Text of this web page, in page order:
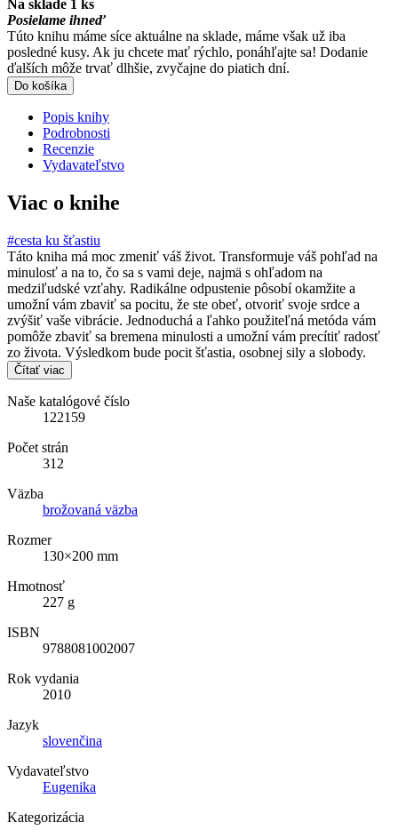
Na sklade 1 ks
Posielame ihneď
Túto knihu máme síce aktuálne na sklade, máme však už iba
posledné kusy. Ak ju chcete mať rýchlo, ponáhľajte sa! Dodanie
ďalších môže trvať dlhšie, zvyčajne do piatich dní.
Do košíka
Popis knihy
Podrobnosti
Recenzie
Vydavateľstvo
Viac o knihe
#cesta ku šťastiu
Táto kniha má moc zmeniť váš život. Transformuje váš pohľad na
minulosť a na to, čo sa s vami deje, najmä s ohľadom na
medziľudské vzťahy. Radikálne odpustenie pôsobí okamžite a
umožní vám zbaviť sa pocitu, že ste obeť, otvoriť svoje srdce a
zvýšiť vaše vibrácie. Jednoduchá a ľahko použiteľná metóda vám
pomôže zbaviť sa bremena minulosti a umožní vám precítiť radosť
zo života. Výsledkom bude pocit šťastia, osobnej sily a slobody.
Čítať viac
Naše katalógové číslo
122159
Počet strán
312
Väzba
brožovaná väzba
Rozmer
130×200 mm
Hmotnosť
227 g
ISBN
9788081002007
Rok vydania
2010
Jazyk
slovenčina
Vydavateľstvo
Eugenika
Kategorizácia